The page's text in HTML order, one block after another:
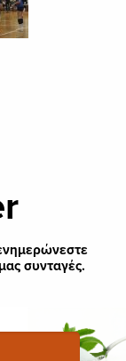
συνταγές.